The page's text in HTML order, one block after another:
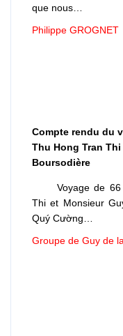
que nous…
Philippe GROGNET
Compte rendu du
Thu Hong Tran
Boursodière
Voyage de
Thi et Monsieur
Quý Cường…
Groupe de Guy de